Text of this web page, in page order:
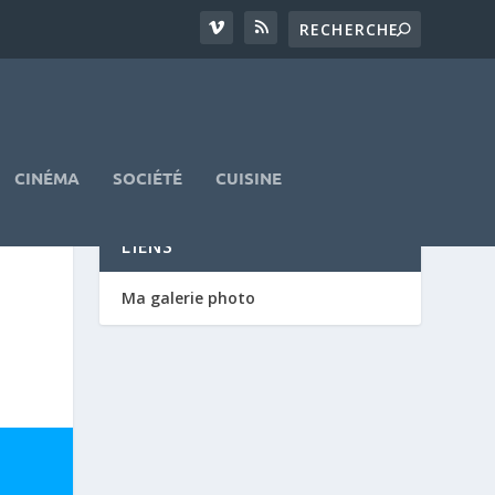
CINÉMA SOCIÉTÉ CUISINE
LIENS
Ma galerie photo